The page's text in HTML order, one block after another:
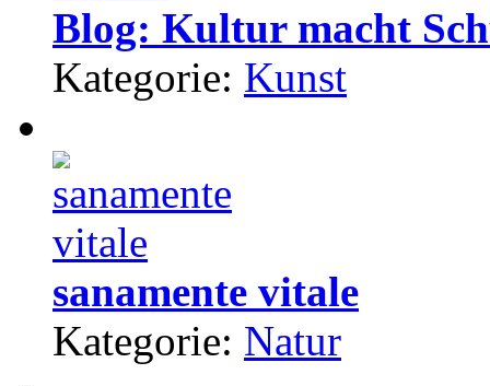
Blog: Kultur macht
Kategorie: Kunst
sanamente vitale
Kategorie: Natur